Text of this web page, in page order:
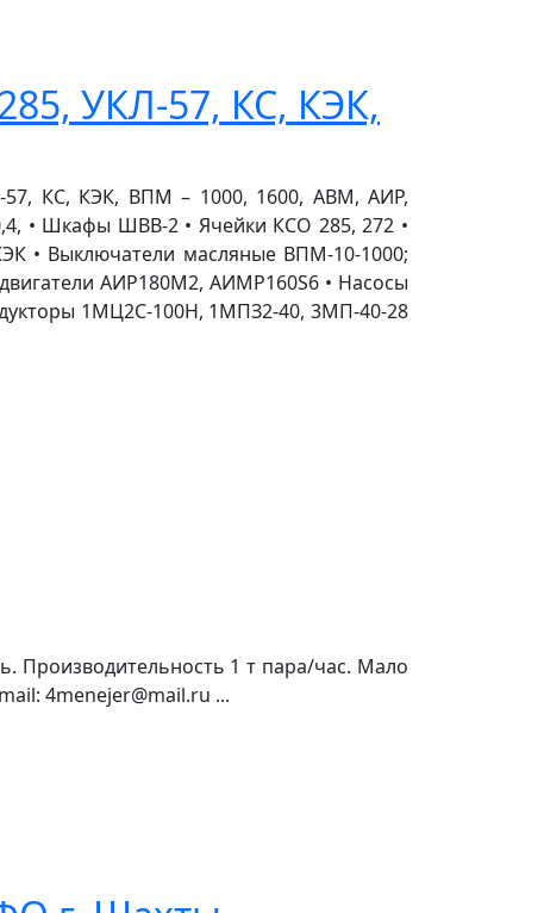
УКЛ-57, КС, КЭК,
57, КС, КЭК, ВПМ – 1000, 1600, АВМ, АИР,
• Шкафы ШВВ-2 • Ячейки КСО 285, 272 •
• Выключатели масляные ВПМ-10-1000;
АИР180M2, АИМР160S6 • Насосы
1МЦ2С-100Н, 1МПЗ2-40, 3МП-40-28
Производительность 1 т пара/час. Мало
4menejer@mail.ru ...